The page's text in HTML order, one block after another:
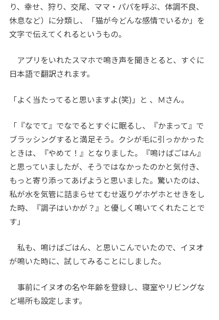
り、幸せ、狩り、交尾、ママ・パパを呼ぶ、体調不良、
休息など）に分類し、「猫が今どんな感情でいるか」を
文字で伝えてくれるというもの。
アプリをいれたスマホで鳴き声を聞きとると、すぐに
日本語で翻訳されます。
「よく当たってると思いますよ(笑)」と 、Ｍさん。
「『なでて』でなでるとすぐに眠るし、『かまって』で
ブラッシングすると満足そう。クシが毛に引っかかった
ときは、『やめて！』となりました。『鳴けばごはん』
と思っていましたが、そうではなかったのかと気付き、
もっと寄り添ってあげようと思いました。驚いたのは、
私が水を気管に詰まらせてむせ返りゲホゲホとせきをし
た時、『調子はいかが？』と優しく鳴いてくれたことで
す」
私も、鳴けばごはん、と思いこんでいたので、イヌオ
が鳴いた時に、試してみることにしました。
事前にイヌオの名や年齢を登録し、寝室やリビングな
ど場所も設定します。